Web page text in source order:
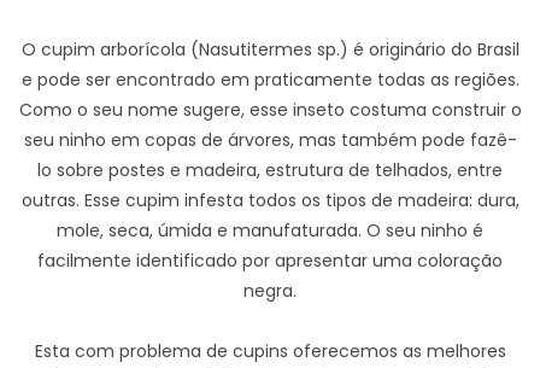
O cupim arborícola (Nasutitermes sp.) é originário do Brasil
e pode ser encontrado em praticamente todas as regiões.
Como o seu nome sugere, esse inseto costuma construir o
seu ninho em copas de árvores, mas também pode fazê-
lo sobre postes e madeira, estrutura de telhados, entre
outras. Esse cupim infesta todos os tipos de madeira: dura,
mole, seca, úmida e manufaturada. O seu ninho é
facilmente identificado por apresentar uma coloração
negra.
Esta com problema de cupins oferecemos as melhores